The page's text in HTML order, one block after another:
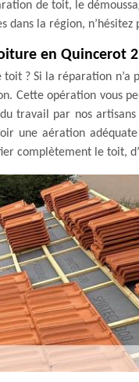
de toit, le
dans la région,
en Quincerot
? Si la réparation
Cette opération vous
travail par nos
une aération adéquate
complètement le toit,